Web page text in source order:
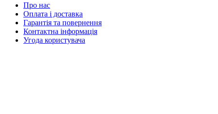
Про нас
Оплата і доставка
Гарантія та повернення
Контактна інформація
Угода користувача